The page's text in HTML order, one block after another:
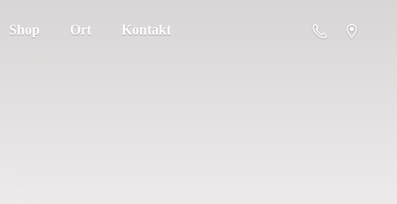
Shop Ort Kontakt